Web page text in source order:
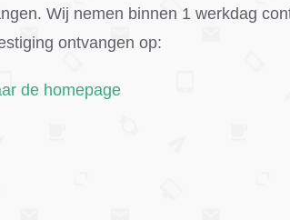
Wij nemen binnen 1 werkdag
ontvangen op:
de homepage